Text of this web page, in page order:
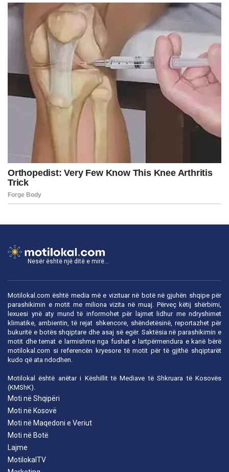
Nesër është një ditë e mirë...
Motilokal.com është media më e vizituar në botë në gjuhën shqipe për
parashikimin e motit me miliona vizita në muaj. Përveç këtij shërbimi,
lexuesi ynë aty mund të informohet për lajmet lidhur me ndryshimet
klimatike, ambientin, të rejat shkencore, shëndetësinë, reportazhet për
bukuritë e botës shqiptare dhe asaj së egër. Saktësia në parashikimin e
motit dhe temat e larmishme nga fushat e lartpërmendura e kanë bërë
motilokal.com si referencën kryesore të motit për të gjithë shqiptarët
kudo që ata ndodhen.
Motilokal është anëtar i Këshillit të Mediave të Shkruara të Kosovës
(KMShK).
Moti në Shqipëri
Moti në Kosovë
Moti në Maqedoni e Veriut
Moti në Botë
Lajme
MotilokalTV